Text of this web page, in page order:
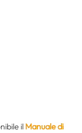
il Manuale di